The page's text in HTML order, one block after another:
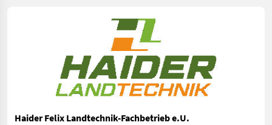
Haider Felix Landtechnik-Fachbetrieb e.U.